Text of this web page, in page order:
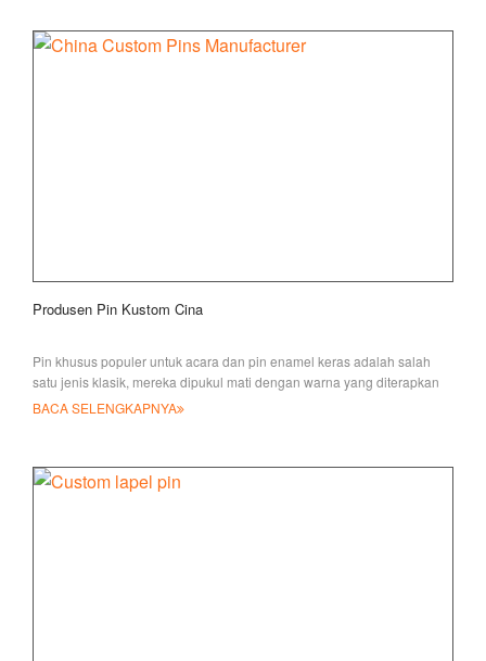
Produsen Pin Kustom Cina
Pin khusus populer untuk acara dan pin enamel keras adalah salah
satu jenis klasik, mereka dipukul mati dengan warna yang diterapkan
satu
BACA SELENGKAPNYA